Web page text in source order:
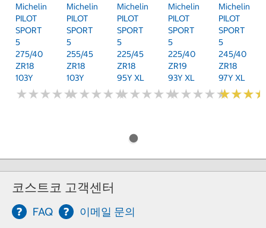
Michelin
PILOT
SPORT
5
275/40
ZR18
103Y
★★★★★
★★★★★
Michelin
PILOT
SPORT
5
255/45
ZR18
103Y
★★★★★
★★★★★
Michelin
PILOT
SPORT
5
225/45
ZR18
95Y XL
★★★★★
★★★★★
Michelin
PILOT
SPORT
5
225/40
ZR19
93Y XL
★★★★★
★★★★★
Michelin
PILOT
SPORT
5
245/40
ZR18
97Y XL
★★★
★★★
코스트코 고객센터
FAQ 이메일 문의